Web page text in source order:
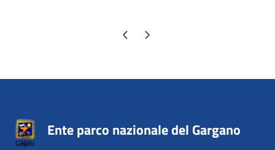
Pagina precedente
Pagina successiva
Ente parco nazionale del Gargano